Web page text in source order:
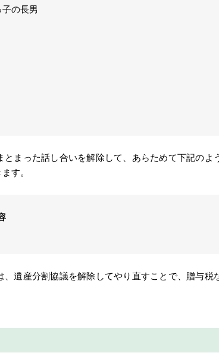
の長男
まった話し合いを解除して、あらためて下記のよ
す。
遺産分割協議を解除してやり直すことで、贈与税